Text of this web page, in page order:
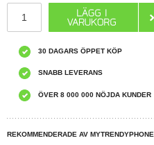
30 DAGARS ÖPPET KÖP
SNABB LEVERANS
ÖVER 8 000 000 NÖJDA KUNDER
REKOMMENDERADE AV MYTRENDYPHONE